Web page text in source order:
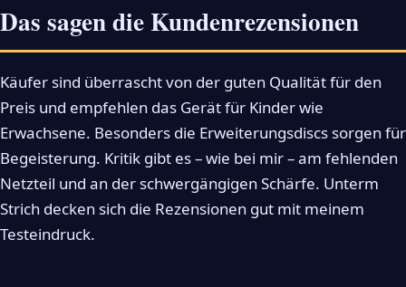
Das sagen die Kundenrezensionen
Käufer sind überrascht von der guten Qualität für den
Preis und empfehlen das Gerät für Kinder wie
Erwachsene. Besonders die Erweiterungsdiscs sorgen für
Begeisterung. Kritik gibt es – wie bei mir – am fehlenden
Netzteil und an der schwergängigen Schärfe. Unterm
Strich decken sich die Rezensionen gut mit meinem
Testeindruck.